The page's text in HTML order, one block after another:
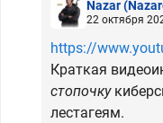
Nazar
22 октября
https://
Краткая
стопочку
лестагеям.